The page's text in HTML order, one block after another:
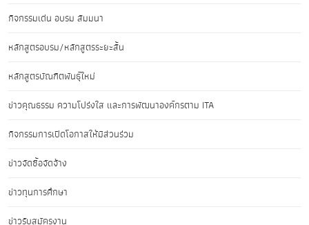
กิจกรรมเด่น อบรม สัมมนา
หลักสูตรอบรม/หลักสูตรระยะสั้น
หลักสูตรบัณฑิตพันธุ์ใหม่
ข่าวคุณธรรม ความโปร่งใส และการพัฒนาองค์กรตาม ITA
กิจกรรมการเปิดโอกาสให้มีส่วนร่วม
ข่าวจัดซื้อจัดจ้าง
ข่าวทุนการศึกษา
ข่าวรับสมัครงาน